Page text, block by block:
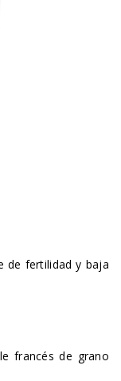
de fertilidad y baja
francés de grano